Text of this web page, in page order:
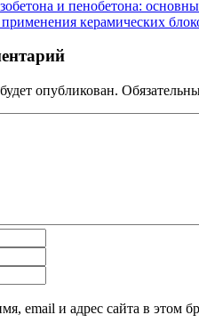
и пенобетона:
керамических
опубликован.
email и адрес сайта в этом